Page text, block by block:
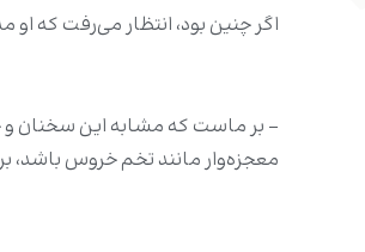
اگر چنین بود، انتظار می‌رفت که
- بر ماست که مشابه این سخنان و
معجزه‌وار مانند تخم خروس